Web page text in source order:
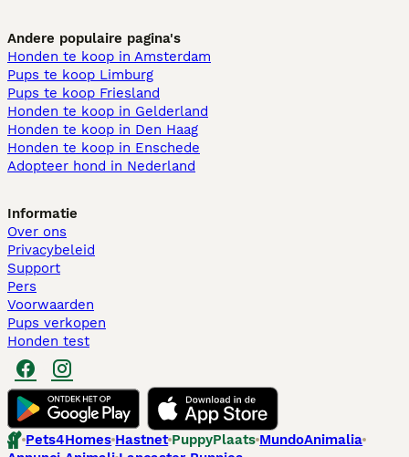
Andere populaire pagina's
Honden te koop in Amsterdam
Pups te koop Limburg​
Pups te koop Friesland​
Honden te koop in Gelderland
Honden te koop in Den Haag
Honden te koop in Enschede
Adopteer hond in Nederland
Informatie
Over ons
Privacybeleid
Support
Pers
Voorwaarden
Pups verkopen
Honden test
Pets4Homes Hastnet PuppyPlaats MundoAnimalia